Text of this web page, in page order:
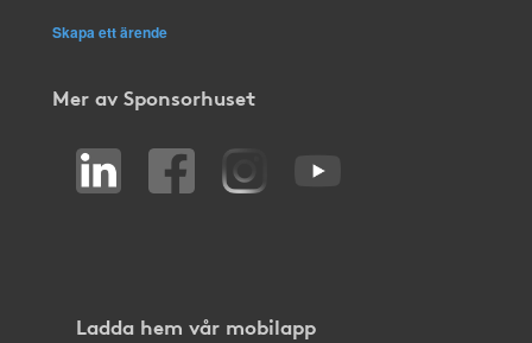
Skapa ett ärende
Mer av Sponsorhuset
Ladda hem vår mobilapp